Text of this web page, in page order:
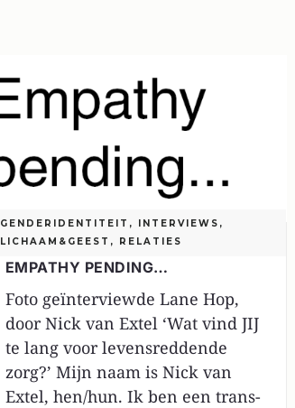
GENDERIDENTITEIT , INTERVIEWS ,
LICHAAM&GEEST , RELATIES
EMPATHY PENDING…
Foto geïnterviewde Lane Hop,
door Nick van Extel ‘Wat vind JIJ
te lang voor levensreddende
zorg?’ Mijn naam is Nick van
Extel, hen/hun. Ik ben een trans-